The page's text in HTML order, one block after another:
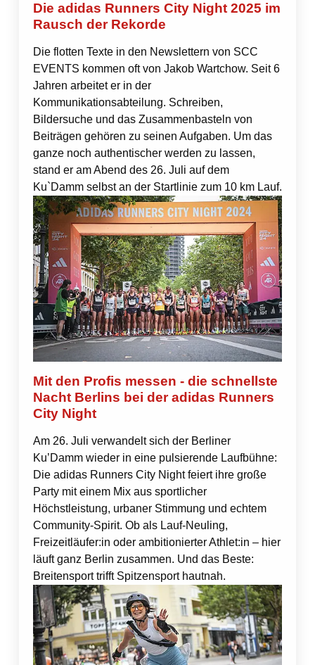
Die adidas Runners City Night 2025 im
Rausch der Rekorde
Die flotten Texte in den Newslettern von SCC
EVENTS kommen oft von Jakob Wartchow. Seit 6
Jahren arbeitet er in der
Kommunikationsabteilung. Schreiben,
Bildersuche und das Zusammenbasteln von
Beiträgen gehören zu seinen Aufgaben. Um das
ganze noch authentischer werden zu lassen,
stand er am Abend des 26. Juli auf dem
Ku`Damm selbst an der Startlinie zum 10 km Lauf.
Mit den Profis messen - die schnellste
Nacht Berlins bei der adidas Runners
City Night
Am 26. Juli verwandelt sich der Berliner
Ku’Damm wieder in eine pulsierende Laufbühne:
Die adidas Runners City Night feiert ihre große
Party mit einem Mix aus sportlicher
Höchstleistung, urbaner Stimmung und echtem
Community-Spirit. Ob als Lauf-Neuling,
Freizeitläufer:in oder ambitionierter Athlet:in – hier
läuft ganz Berlin zusammen. Und das Beste:
Breitensport trifft Spitzensport hautnah.